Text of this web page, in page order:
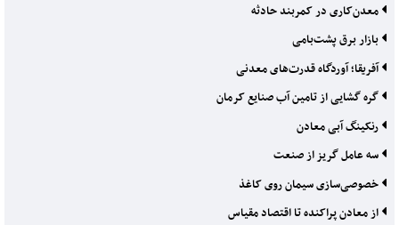
معدن‌کاری در کمربند حادثه
بازار برق پشت‌بامی
آفریقا؛ آوردگاه قدرت‌های معدنی
گره گشایی از تامین آب صنایع کرمان
رنکینگ آبی معادن
سه عامل گریز از صنعت
خصوصی‌سازی سیمان روی کاغذ
از معادن پراکنده تا اقتصاد مقیاس